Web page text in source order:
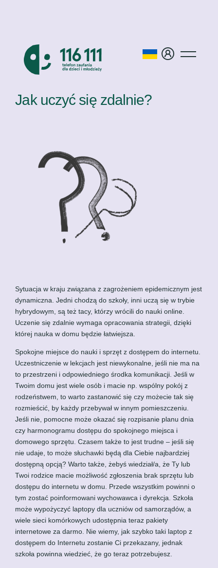
Jak uczyć się zdalnie?
Sytuacja w kraju związana z zagrożeniem epidemicznym jest
dynamiczna. Jedni chodzą do szkoły, inni uczą się w trybie
hybrydowym, są też tacy, którzy wrócili do nauki online.
Uczenie się zdalnie wymaga opracowania strategii, dzięki
której nauka w domu będzie łatwiejsza.
Spokojne miejsce do nauki i sprzęt z dostępem do internetu.
Uczestniczenie w lekcjach jest niewykonalne, jeśli nie ma na
to przestrzeni i odpowiedniego środka komunikacji. Jeśli w
Twoim domu jest wiele osób i macie np. wspólny pokój z
rodzeństwem, to warto zastanowić się czy możecie tak się
rozmieścić, by każdy przebywał w innym pomieszczeniu.
Jeśli nie, pomocne może okazać się rozpisanie planu dnia
czy harmonogramu dostępu do spokojnego miejsca i
domowego sprzętu. Czasem także to jest trudne – jeśli się
nie udaje, to może słuchawki będą dla Ciebie najbardziej
dostępną opcją? Warto także, żebyś wiedział/a, że Ty lub
Twoi rodzice macie możliwość zgłoszenia brak sprzętu lub
dostępu do internetu w domu. Przede wszystkim powinni o
tym zostać poinformowani wychowawca i dyrekcja. Szkoła
może wypożyczyć laptopy dla uczniów od samorządów, a
wiele sieci komórkowych udostępnia teraz pakiety
internetowe za darmo. Nie wiemy, jak szybko taki laptop z
dostępem do Internetu zostanie Ci przekazany, jednak
szkoła powinna wiedzieć, że go teraz potrzebujesz.